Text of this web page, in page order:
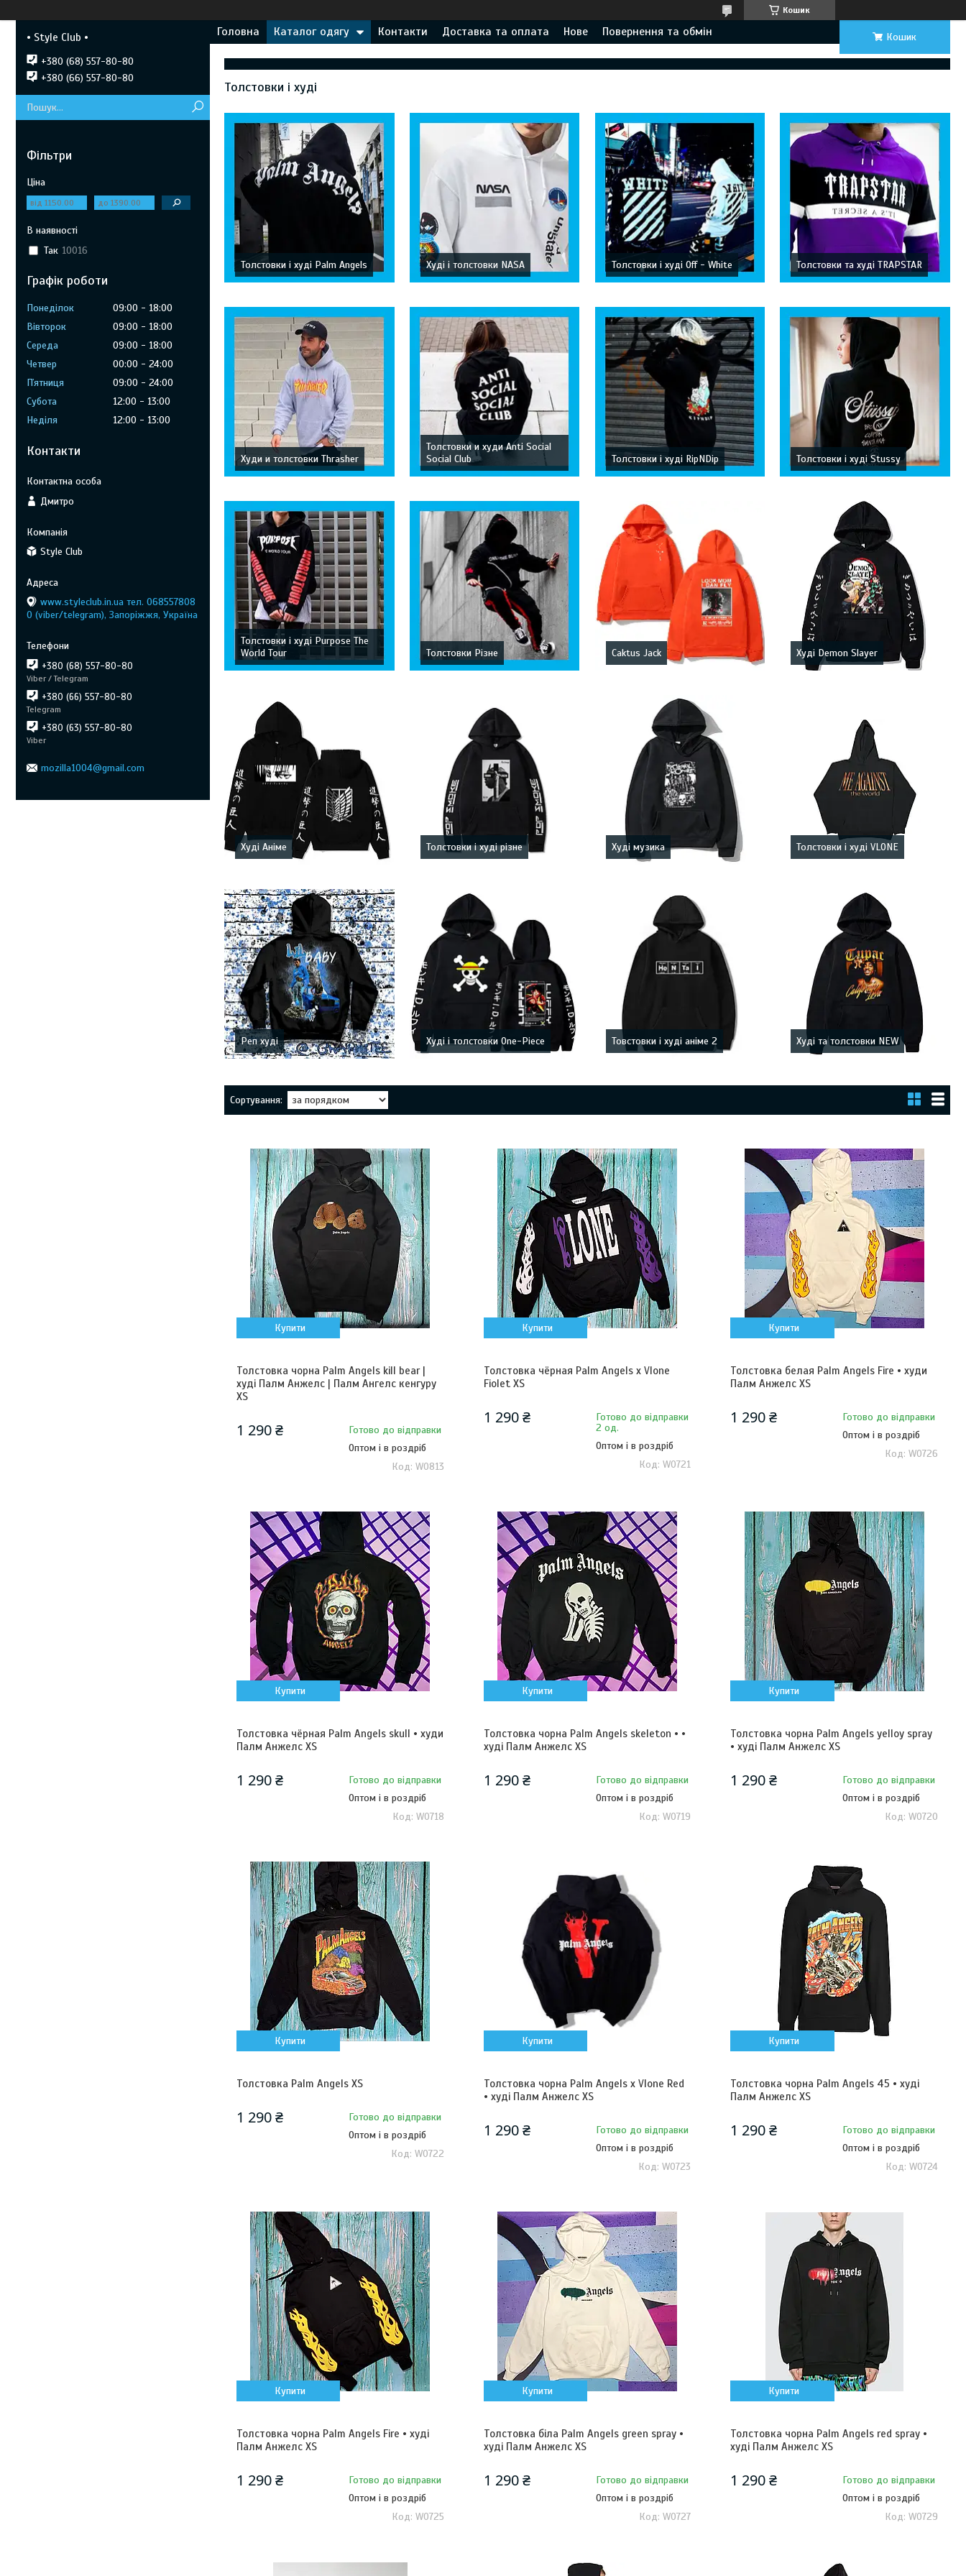
Кошик
Головна Каталог одягу Контакти Доставка та оплата Нове Повернення та обмін Кошик
Толстовки і худі
Толстовки і худі Palm Angels Худі і толстовки NASA Толстовки і худі Off - White Толстовки та худі TRAPSTAR
Худи и толстовки Thrasher
Толстовки и худи Anti Social
Social Club
Толстовки і худі RipNDip Толстовки і худі Stussy
Толстовки і худі Purpose The
World Tour
Толстовки Різне Caktus Jack Худі Demon Slayer
Худі Аніме Толстовки і худі різне Худі музика Толстовки і худі VLONE
Реп худі Худі і толстовки One-Piece Товстовки і худі аніме 2 Худі та толстовки NEW
Купити
Толстовка чорна Palm Angels kill bear |
худі Палм Анжелс | Палм Ангелс кенгуру
XS
1 290 ₴
Готово до відправки
Оптом і в роздріб
W0813
Купити
Толстовка чёрная Palm Angels x Vlone
Fiolet XS
1 290 ₴
Готово до відправки
2 од.
Оптом і в роздріб
W0721
Купити
Толстовка белая Palm Angels Fire • худи
Палм Анжелс XS
1 290 ₴
Готово до відправки
Оптом і в роздріб
W0726
Купити
Толстовка чёрная Palm Angels skull • худи
Палм Анжелс XS
1 290 ₴
Готово до відправки
Оптом і в роздріб
W0718
Купити
Толстовка чорна Palm Angels skeleton • •
худі Палм Анжелс XS
1 290 ₴
Готово до відправки
Оптом і в роздріб
W0719
Купити
Толстовка чорна Palm Angels yelloy spray
• худі Палм Анжелс XS
1 290 ₴
Готово до відправки
Оптом і в роздріб
W0720
Купити
Толстовка Palm Angels XS
1 290 ₴
Готово до відправки
Оптом і в роздріб
W0722
Купити
Толстовка чорна Palm Angels x Vlone Red
• худі Палм Анжелс XS
1 290 ₴
Готово до відправки
Оптом і в роздріб
W0723
Купити
Толстовка чорна Palm Angels 45 • худі
Палм Анжелс XS
1 290 ₴
Готово до відправки
Оптом і в роздріб
W0724
Купити
Толстовка чорна Palm Angels Fire • худі
Палм Анжелс XS
1 290 ₴
Готово до відправки
Оптом і в роздріб
W0725
Купити
Толстовка біла Palm Angels green spray •
худі Палм Анжелс XS
1 290 ₴
Готово до відправки
Оптом і в роздріб
W0727
Купити
Толстовка чорна Palm Angels red spray •
худі Палм Анжелс XS
1 290 ₴
Готово до відправки
Оптом і в роздріб
W0729
• Style Club •
+380 (68) 557-80-80
+380 (66) 557-80-80
Фільтри
Ціна
В наявності
Так 10016
Графік роботи
Понеділок 09:00
18:00
Вівторок
09:00
18:00
Середа
09:00
18:00
Четвер
00:00
24:00
Пʼятниця
09:00
24:00
Субота
12:00
13:00
Неділя
12:00 13:00
Контакти
Дмитро
Style Club
www.styleclub.in.ua тел. 068557808
0 (viber/telegram), Запоріжжя, Україна
+380 (68) 557-80-80
Viber / Telegram
+380 (66) 557-80-80
Telegram
+380 (63) 557-80-80
Viber
mozilla1004@gmail.com